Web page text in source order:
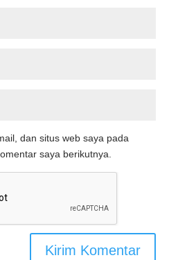
dan situs web saya pada
saya berikutnya.